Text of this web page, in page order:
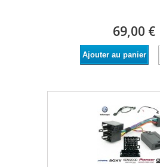
69,00 €
Ajouter au panier